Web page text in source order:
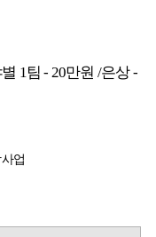
1팀 - 20만원 /은상 -
업